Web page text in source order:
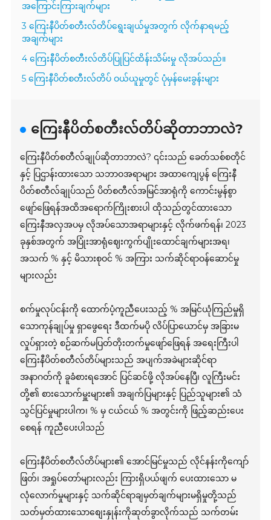
အကြောင်းကြားချက်များ
3 ကြေးနီပိတ်စတီးလ်တိပ်ရွေးချယ်မှုအတွက် လိုက်နာရမည့်
အချက်များ
4 ကြေးနီပိတ်စတီးလ်တိပ်ပြုပြင်ထိန်းသိမ်းမှု လိုအပ်သည်။
5 ကြေးနီပိတ်စတီးလ်တိပ် ဝယ်ယူမှုတွင် ပုံမှန်မေးခွန်းများ
ကြေးနီပိတ်စတီးလ်တိပ်ဆိုတာဘာလဲ?
ကြေးနီပိတ်စတီလ်ချုပ်ဆိုတာဘာလဲ? ၎င်းသည် ခေတ်သစ်စတိုင်
နှင့် ပြဌာန်းထားသော သဘာဝအရာများ အထာကျေပွန် ကြေးနီ
ပိတ်စတီလ်ချုပ်သည် ပိတ်စတီလ်အမြင်အာရုံကို ကောင်းမွန်စွာ
ဖျော်ဖြေရန်အထိအရောက်ကြိုးစားပါ ထိုသည်တွင်ထားသော
ကြေးနီအလှအပမှ လိုအပ်သောအရာများနှင့် လိုက်ဖက်ရန်၊ 2023
ခုနှစ်အတွက် အပြုံးအာရုံဈေးကွက်ပျိုးထောင်ချက်များအရ၊
အသက် % နှင့် မိသားစုဝင် % အကြား သက်ဆိုင်ရာဝန်ဆောင်မှု
များလည်း
စက်မှုလုပ်ငန်းကို ထောက်ပံ့ကူညီပေးသည့် % အမြင်ယုံကြည်မှုရှိ
သောကုန်ချုပ်မှု ရှာဖွေရေး ဒီထက်မပို လိပ်ပြာယောင်မှ အခြားမ
လှုပ်ရှားတဲ့ စဉ်ဆက်မပြတ်တိုးတက်မှုဖျော်ဖြေရန် အရေးကြီးပါ
ကြေးနီပိတ်စတီလ်တိပ်များသည် အပျက်အခဲများဆိုင်ရာ
အနာဂတ်ကို ခူခံစားရအောင် ပြင်ဆင်ဖို့ လိုအပ်နေပြီ၊ လူကြီးမင်း
တို့၏ စားသောက်မှူးများ၏ အချက်ပြများနှင့် ပြည်သူများ၏ သံ
သွင်ပြင်မှုများပါက၊ % မှ ငယ်ငယ် % အတွင်းကို ဖြည့်ဆည်းပေး
စေရန် ကူညီပေးပါသည်
ကြေးနီပိတ်စတီလ်တိပ်များ၏ အောင်မြင်မှုသည် လိုင်နန်းကိုကျော်
ဖြတ်၊ အရှုပ်တော်များလည်း ကြားရှိပယ်ဖျက် ပေးထားသော မ
လုံလောက်မှုများနှင့် သက်ဆိုင်ရာချမှတ်ချက်များမရှိမှုတို့သည်
သတ်မှတ်ထားသောစျေးနှုန်းကိုဆုတ်ခွာလိုက်သည် သက်တမ်း